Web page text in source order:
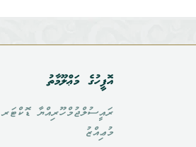
އޮފީހުގެ މަޢްލޫމާތު
ރައީސުލްޖުމްހޫރިއްޔާ
މުޢިއްޒު